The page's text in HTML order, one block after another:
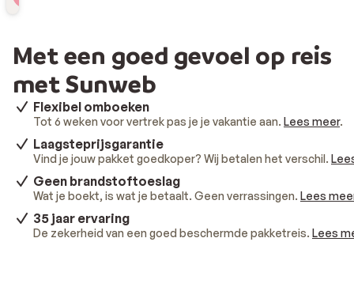
Met een goed gevoel op reis
met Sunweb
Flexibel omboeken
Tot 6 weken voor vertrek pas je je vakantie aan. Lees meer.
Laagsteprijsgarantie
Vind je jouw pakket goedkoper? Wij betalen het verschil.
Geen brandstoftoeslag
Wat je boekt, is wat je betaalt. Geen verrassingen. Lees
35 jaar ervaring
De zekerheid van een goed beschermde pakketreis. Lees